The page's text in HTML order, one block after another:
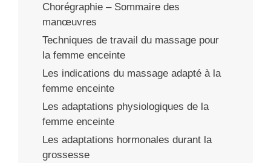
Chorégraphie – Sommaire des
manœuvres
Techniques de travail du massage pour
la femme enceinte
Les indications du massage adapté à la
femme enceinte
Les adaptations physiologiques de la
femme enceinte
Les adaptations hormonales durant la
grossesse